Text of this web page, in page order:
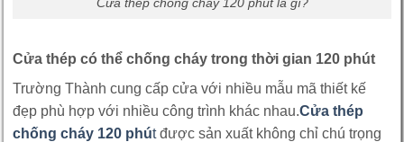
Cửa thép có thể chống cháy trong thời gian 120 phút
Trường Thành cung cấp cửa với nhiều mẫu mã thiết kế
đẹp phù hợp với nhiều công trình khác nhau.Cửa thép
chống cháy 120 phútđược sản xuất không chỉ chú trọng